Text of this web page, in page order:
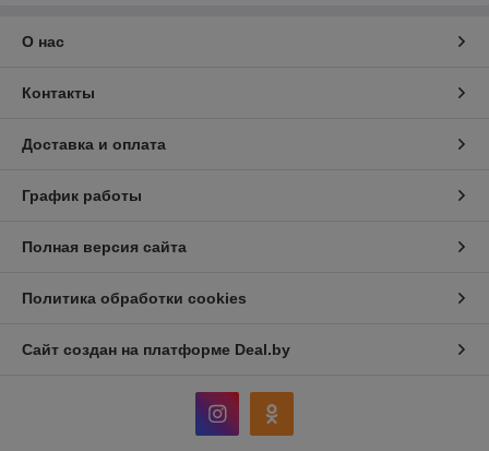
О нас
Контакты
Доставка и оплата
График работы
Полная версия сайта
Политика обработки cookies
Сайт создан на платформе Deal.by